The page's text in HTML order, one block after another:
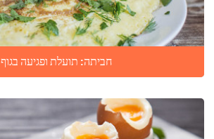
חביתה: תועלת ופגיעה בגוף